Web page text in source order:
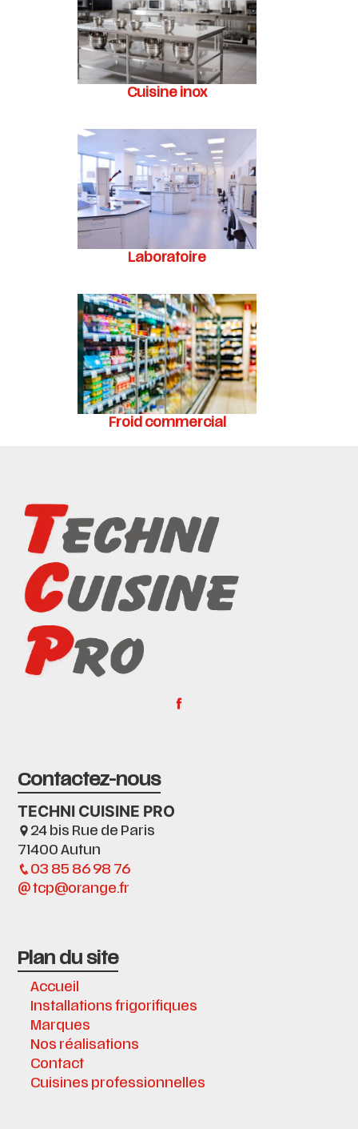
Cuisine inox
Laboratoire
Froid commercial
Contactez-nous
TECHNI CUISINE PRO
24 bis Rue de Paris
71400 Autun
03 85 86 98 76
tcp@orange.fr
Plan du site
Accueil
Installations frigorifiques
Marques
Nos réalisations
Contact
Cuisines professionnelles